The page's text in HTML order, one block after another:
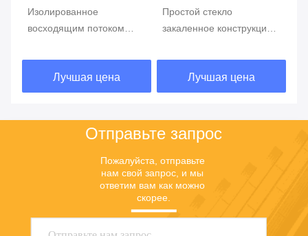
Изолированное
восходящим потоком
низкое железное стекло
для внешней стеклянной
отделки стен
Лучшая цена
Простой стекло
закаленное конструкцией
превосходной светлой
передачей
Лучшая цена
Отправьте запрос
Пожалуйста, отправьте
нам свой запрос, и мы
ответим вам как можно
скорее.